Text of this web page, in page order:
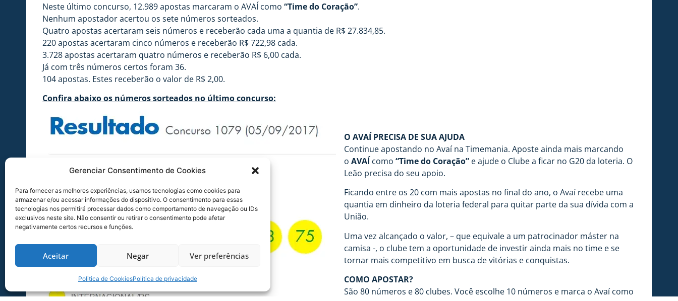
Gerenciar Consentimento de Cookies
Para fornecer as melhores experiências, usamos tecnologias como cookies para
armazenar e/ou acessar informações do dispositivo. O consentimento para essas
tecnologias nos permitirá processar dados como comportamento de navegação ou IDs
exclusivos neste site. Não consentir ou retirar o consentimento pode afetar
negativamente certos recursos e funções.
Aceitar Negar Ver preferências
Politica de CookiesPolítica de privacidade
Neste último concurso, 12.989 apostas marcaram o AVAÍ como “Time do Coração”.
Nenhum apostador acertou os sete números sorteados.
Quatro apostas acertaram seis números e receberão cada uma a quantia de R$ 27.834,85.
220 apostas acertaram cinco números e receberão R$ 722,98 cada.
3.728 apostas acertaram quatro números e receberão R$ 6,00 cada.
Já com três números certos foram 36.
104 apostas. Estes receberão o valor de R$ 2,00.
Confira abaixo os números sorteados no último concurso:
O AVAÍ PRECISA DE SUA AJUDA
Continue apostando no Avaí na Timemania. Aposte ainda mais marcando
o AVAÍ como “Time do Coração” e ajude o Clube a ficar no G20 da loteria. O
Leão precisa do seu apoio.
Ficando entre os 20 com mais apostas no final do ano, o Avaí recebe uma
quantia em dinheiro da loteria federal para quitar parte da sua dívida com a
União.
Uma vez alcançado o valor, – que equivale a um patrocinador máster na
camisa -, o clube tem a oportunidade de investir ainda mais no time e se
tornar mais competitivo em busca de vitórias e conquistas.
COMO APOSTAR?
São 80 números e 80 clubes. Você escolhe 10 números e marca o Avaí como